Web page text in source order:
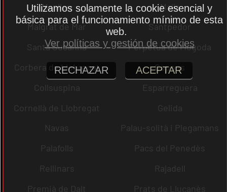
Manlleu
Malla
Malgrat de Mar
Santpedor
Santa Susanna
Perpètua de Mogoda
Corbera de Llobregat
Copons
Collsuspina
Esparreguera
Cornellà de Llobregat
Gelida
Navas
Palau-solità i Plegamans
Palafolls
Pacs del Penedès
Rellinars
Rajadell
Premià de Dalt
Prats de Lluçanès
Utilizamos solamente la cookie esencial y
básica para el funcionamiento mínimo de esta
web.
Ver políticas y gestión de cookies
RECHAZAR ACEPTAR